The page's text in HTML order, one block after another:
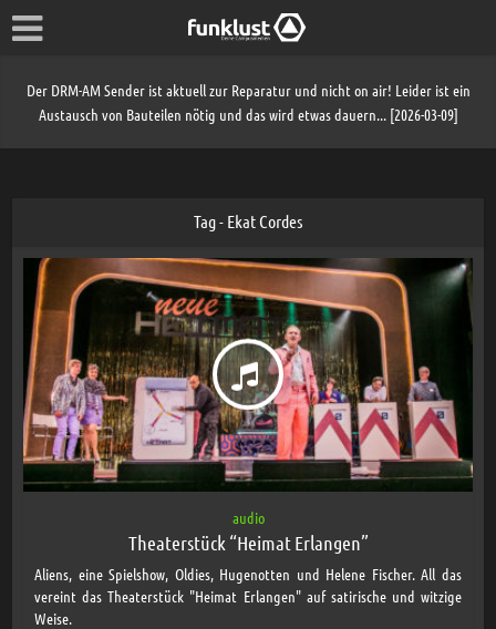
Der DRM-AM Sender ist aktuell zur Reparatur und nicht on air! Leider ist ein
Austausch von Bauteilen nötig und das wird etwas dauern... [2026-03-09]
Tag - Ekat Cordes
audio
Theaterstück “Heimat Erlangen”
Aliens, eine Spielshow, Oldies, Hugenotten und Helene Fischer. All das
vereint das Theaterstück "Heimat Erlangen" auf satirische und witzige
Weise.